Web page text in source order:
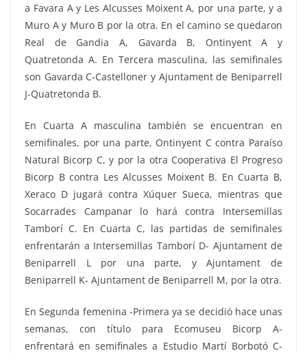
a Favara A y Les Alcusses Moixent A, por una parte, y a
Muro A y Muro B por la otra. En el camino se quedaron
Real de Gandia A, Gavarda B, Ontinyent A y
Quatretonda A. En Tercera masculina, las semifinales
son Gavarda C-Castelloner y Ajuntament de Beniparrell
J-Quatretonda B.
En Cuarta A masculina también se encuentran en
semifinales, por una parte, Ontinyent C contra Paraíso
Natural Bicorp C, y por la otra Cooperativa El Progreso
Bicorp B contra Les Alcusses Moixent B. En Cuarta B,
Xeraco D jugará contra Xúquer Sueca, mientras que
Socarrades Campanar lo hará contra Intersemillas
Tamborí C. En Cuarta C, las partidas de semifinales
enfrentarán a Intersemillas Tamborí D- Ajuntament de
Beniparrell L por una parte, y Ajuntament de
Beniparrell K- Ajuntament de Beniparrell M, por la otra.
En Segunda femenina -Primera ya se decidió hace unas
semanas, con título para Ecomuseu Bicorp A-
enfrentará en semifinales a Estudio Martí Borbotó C-